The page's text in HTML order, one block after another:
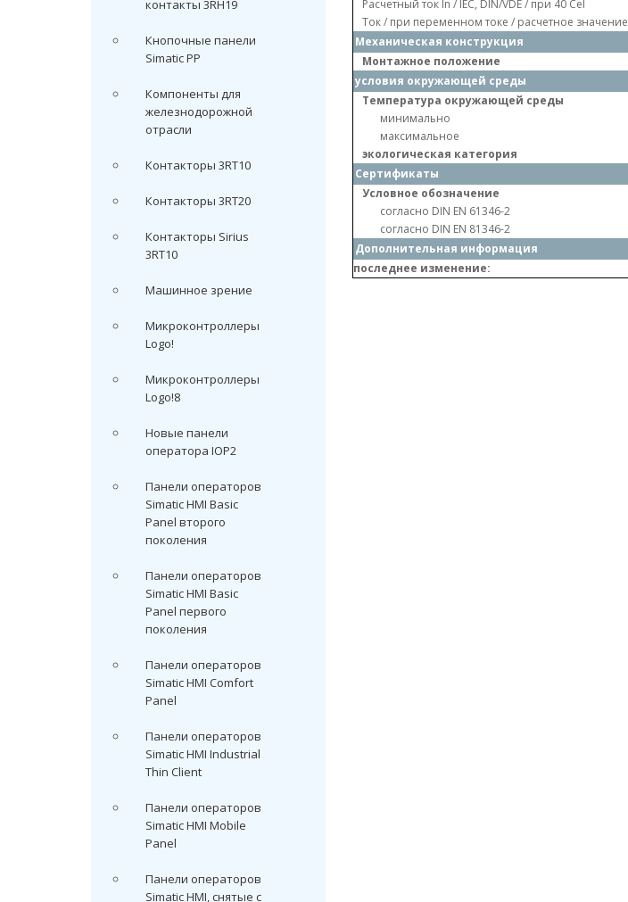
контакты 3RH19
Кнопочные панели
Simatic PP
Компоненты для
железнодорожной
отрасли
Контакторы 3RT10
Контакторы 3RT20
Контакторы Sirius
3RT10
Машинное зрение
Микроконтроллеры
Logo!
Микроконтроллеры
Logo!8
Новые панели
оператора IOP2
Панели операторов
Simatic HMI Basic
Panel второго
поколения
Панели операторов
Simatic HMI Basic
Panel первого
поколения
Панели операторов
Simatic HMI Comfort
Panel
Панели операторов
Simatic HMI Industrial
Thin Client
Панели операторов
Simatic HMI Mobile
Panel
Панели операторов
Simatic HMI, снятые с
Расчетный ток In / IEC, DIN/VDE / при 40 Cel
Ток / при переменном токе / расчетное значение
Механическая конструкция
Монтажное положение
условия окружающей среды
Температура окружающей среды
минимально
максимальное
экологическая категория
Сертификаты
Условное обозначение
согласно DIN EN 61346-2
согласно DIN EN 81346-2
Дополнительная информация
последнее изменение: